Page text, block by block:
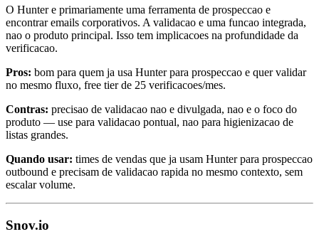
O Hunter e primariamente uma ferramenta de prospeccao e
encontrar emails corporativos. A validacao e uma funcao integrada,
nao o produto principal. Isso tem implicacoes na profundidade da
verificacao.
Pros: bom para quem ja usa Hunter para prospeccao e quer validar
no mesmo fluxo, free tier de 25 verificacoes/mes.
Contras: precisao de validacao nao e divulgada, nao e o foco do
produto — use para validacao pontual, nao para higienizacao de
listas grandes.
Quando usar: times de vendas que ja usam Hunter para prospeccao
outbound e precisam de validacao rapida no mesmo contexto, sem
escalar volume.
Snov.io